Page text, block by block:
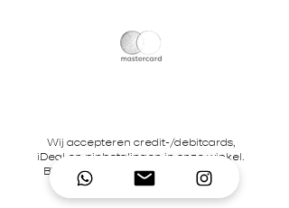
Wij accepteren credit-/debitcards,
iDeal en pinbetalingen in onze winkel.
BTW-nummer NL866242867B01 | KvK-
nummer92995306